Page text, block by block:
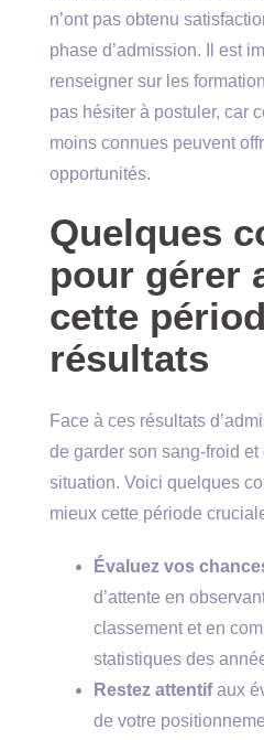
n’ont pas obtenu
phase d’admission. Il est
renseigner sur les
pas hésiter à postuler, car
moins connues peuvent
opportunités.
Quelques
pour gérer
cette
résultats
Face à ces résultats
de garder son sang-froid
situation. Voici quelques
mieux cette période
Évaluez vos
d’attente en
classement et en
statistiques des
Restez attentifaux
de votre